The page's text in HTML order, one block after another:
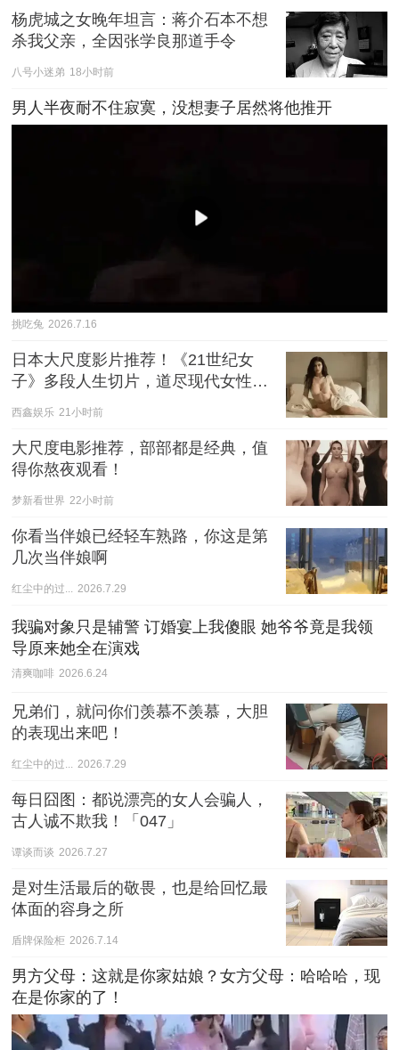
杨虎城之女晚年坦言：蒋介石本不想
杀我父亲，全因张学良那道手令
八号小迷弟 18小时前
男人半夜耐不住寂寞，没想妻子居然将他推开
挑吃兔 2026.7.16
日本大尺度影片推荐！《21世纪女
子》多段人生切片，道尽现代女性的
西鑫娱乐 21小时前
大尺度电影推荐，部部都是经典，值
得你熬夜观看！
梦新看世界 22小时前
你看当伴娘已经轻车熟路，你这是第
几次当伴娘啊
红尘中的过... 2026.7.29
我骗对象只是辅警 订婚宴上我傻眼 她爷爷竟是我领
导原来她全在演戏
清爽咖啡 2026.6.24
兄弟们，就问你们羡慕不羡慕，大胆
的表现出来吧！
红尘中的过... 2026.7.29
每日囧图：都说漂亮的女人会骗人，
古人诚不欺我！「047」
谭谈而谈 2026.7.27
是对生活最后的敬畏，也是给回忆最
体面的容身之所
盾牌保险柜 2026.7.14
男方父母：这就是你家姑娘？女方父母：哈哈哈，现
在是你家的了！